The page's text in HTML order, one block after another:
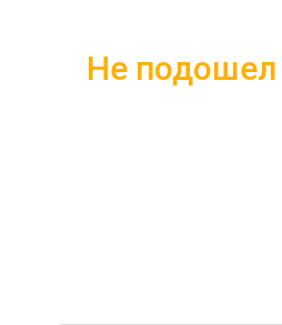
Не подошел